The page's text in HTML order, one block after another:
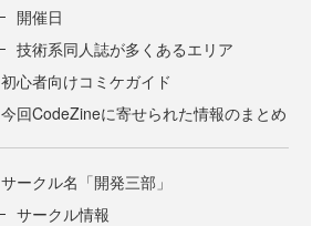
開催日
技術系同人誌が多くあるエリア
初心者向けコミケガイド
今回CodeZineに寄せられた情報のまとめ
サークル名「開発三部」
サークル情報